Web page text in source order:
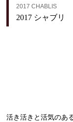
2017 CHABLIS
2017 シャブリ
活き活きと活気のあ